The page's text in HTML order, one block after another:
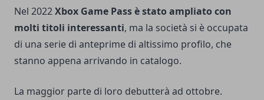
Nel 2022Xbox Game Pass è stato ampliato con
molti titoli interessanti, ma la società si è occupata
di una serie di anteprime di altissimo profilo, che
stanno appena arrivando in catalogo.
La maggior parte di loro debutterà ad ottobre.